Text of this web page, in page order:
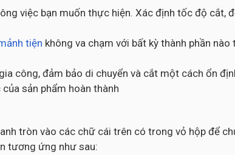
việc bạn muốn thực hiện. Xác định tốc độ cắt,
tiện không va chạm với bất kỳ thành phần
công, đảm bảo di chuyển và cắt một cách ổn
sản phẩm hoàn thành
tròn vào các chữ cái trên có trong vỏ hộp để
tương ứng như sau: